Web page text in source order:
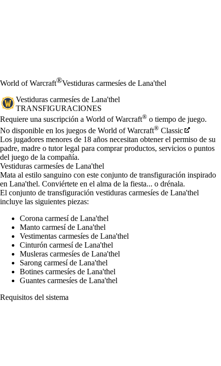
World of Warcraft®Vestiduras carmesíes de Lana'thel
Vestiduras carmesíes de Lana'thel
TRANSFIGURACIONES
Precio
Available actions
Requiere una suscripción a World of Warcraft® o tiempo de juego.
No disponible en los juegos de World of Warcraft® Classic
Los jugadores menores de 18 años necesitan obtener el permiso de su
padre, madre o tutor legal para comprar productos, servicios o puntos
del juego de la compañía.
Vestiduras carmesíes de Lana'thel
Mata al estilo sanguino con este conjunto de transfiguración inspirado
en Lana'thel. Conviértete en el alma de la fiesta... o drénala.
El conjunto de transfiguración vestiduras carmesíes de Lana'thel
incluye las siguientes piezas:
Corona carmesí de Lana'thel
Manto carmesí de Lana'thel
Vestimentas carmesíes de Lana'thel
Cinturón carmesí de Lana'thel
Musleras carmesíes de Lana'thel
Sarong carmesí de Lana'thel
Botines carmesíes de Lana'thel
Guantes carmesíes de Lana'thel
Requisitos del sistema